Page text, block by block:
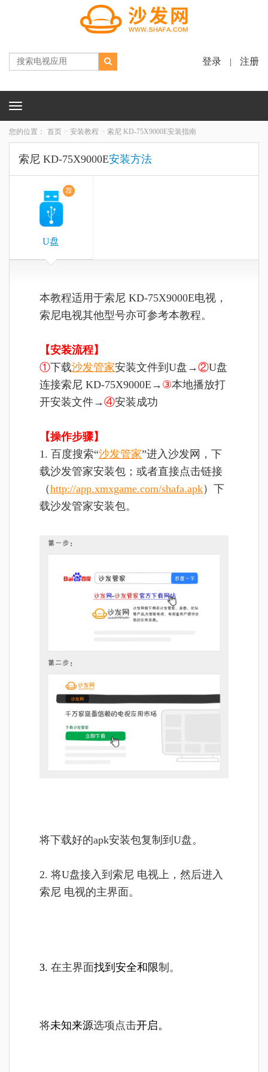
登录 注册
Toggle
您的位置： 首页 安装教程 索尼 KD-75X9000E安装指南
索尼 KD-75X9000E安装方法
荐
U盘
本教程适用于索尼 KD-75X9000E电视，
索尼电视其他型号亦可参考本教程。
【安装流程】
①下载沙发管家安装文件到U盘→②U盘
连接索尼 KD-75X9000E→ ③本地播放打
开安装文件→④安装成功
【操作步骤】
1. 百度搜索“沙发管家”进入沙发网，下
载沙发管家安装包；或者直接点击链接
（http://app.xmxgame.com/shafa.apk）下
载沙发管家安装包。
将下载好的apk安装包复制到U盘。
2. 将U盘接入到索尼 电视上，然后进入
索尼 电视的主界面。
3. 在主界面找到安全和限制 。
将未知来源选项点击开启。